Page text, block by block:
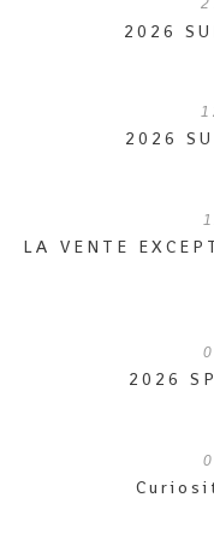
2026
2026
LA VENTE
2026